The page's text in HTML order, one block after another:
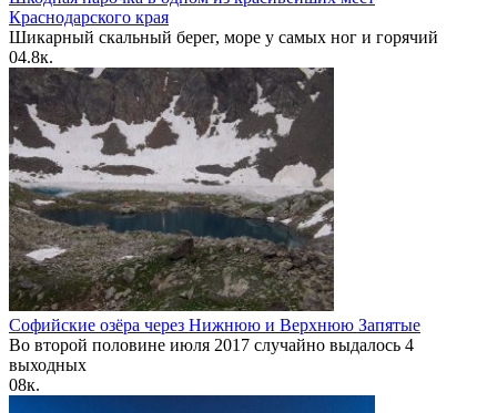
Краснодарского края
Шикарный скальный берег, море у самых ног и горячий
04.8к.
Софийские озёра через Нижнюю и Верхнюю Запятые
Во второй половине июля 2017 случайно выдалось 4
выходных
08к.